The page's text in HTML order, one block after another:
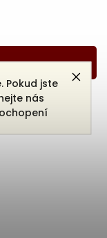
Pokud jste
nás